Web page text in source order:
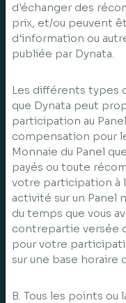
d'échanger des
prix, et/ou peuvent
d'information ou
publiée par Dynata.
Les différents types
que Dynata peut
participation au
compensation pour
Monnaie du Panel
payés ou toute
votre participation à
activité sur un Panel
du temps que vous
contrepartie versée
pour votre
sur une base horaire
B. Tous les points ou